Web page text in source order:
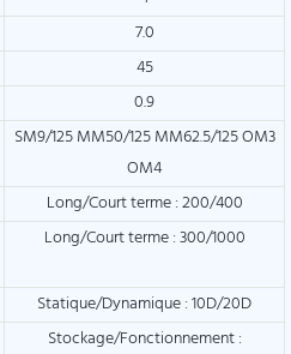
7.0
45
0.9
SM9/125 MM50/125 MM62.5/125 OM3
OM4
Long/Court terme : 200/400
Long/Court terme : 300/1000
Statique/Dynamique : 10D/20D
Stockage/Fonctionnement :